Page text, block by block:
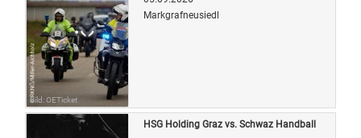
Bild: OETicket
Markgrafneusiedl
HSG Holding Graz vs. Schwaz Handball